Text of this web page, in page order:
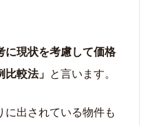
に現状を考慮して価格
較法」 と言います。
に出されている物件も